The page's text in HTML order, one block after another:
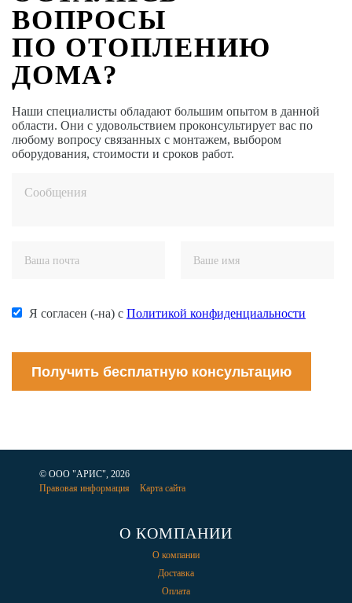
ВОПРОСЫ
ПО ОТОПЛЕНИЮ
ДОМА?
Наши специалисты обладают большим опытом в данной
области. Они с удовольствием проконсультирует вас по
любому вопросу связанных с монтажем, выбором
оборудования, стоимости и сроков работ.
Я согласен (-на) с Политикой конфиденциальности
Получить бесплатную консультацию
© ООО "АРИС", 2026
Правовая информация
Карта сайта
О КОМПАНИИ
О компании
Доставка
Оплата